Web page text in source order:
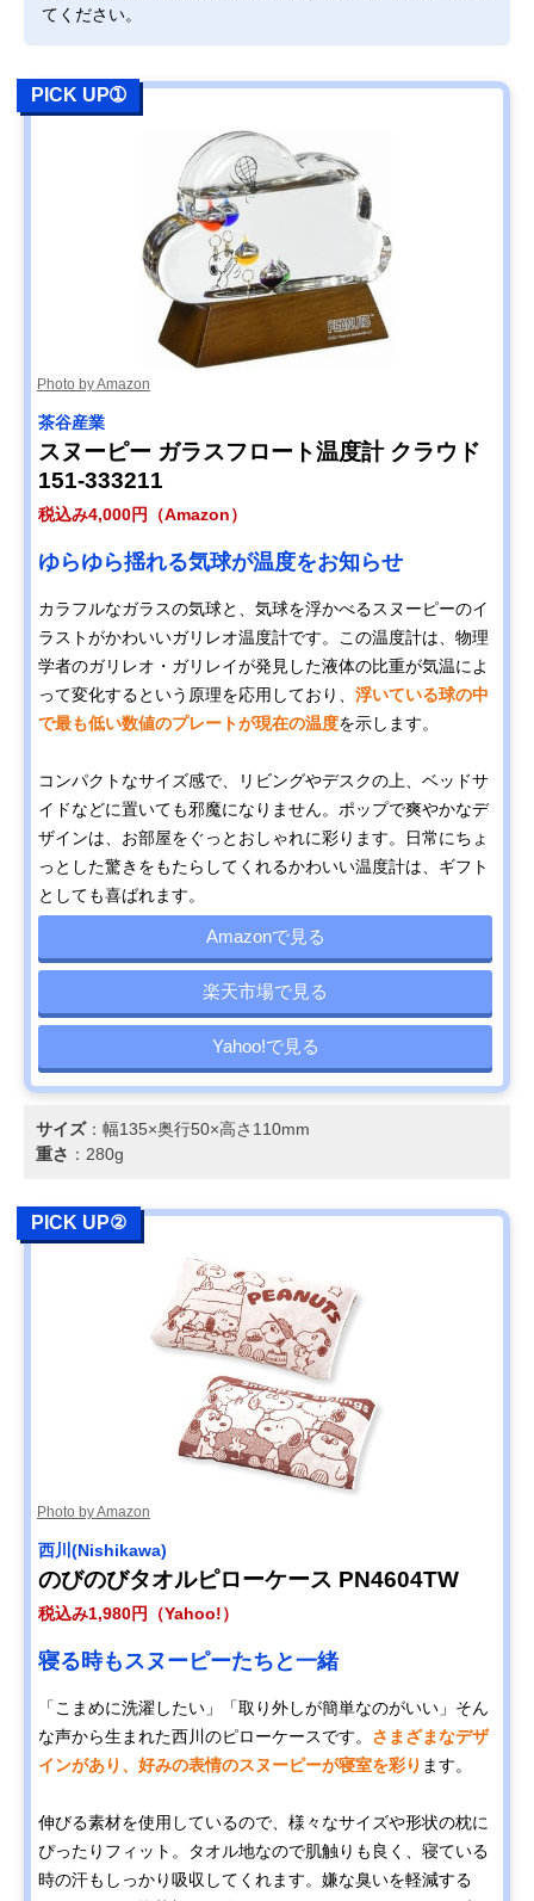
てください。
PICK UP➀
Photo by Amazon
茶谷産業
スヌーピー ガラスフロート温度計 クラウド
151-333211
税込み4,000円（Amazon）
ゆらゆら揺れる気球が温度をお知らせ
カラフルなガラスの気球と、気球を浮かべるスヌーピーのイ
ラストがかわいいガリレオ温度計です。この温度計は、物理
学者のガリレオ・ガリレイが発見した液体の比重が気温によ
って変化するという原理を応用しており、 浮いている球の中
で最も低い数値のプレートが現在の温度を示します。
コンパクトなサイズ感で、リビングやデスクの上、ベッドサ
イドなどに置いても邪魔になりません。ポップで爽やかなデ
ザインは、お部屋をぐっとおしゃれに彩ります。日常にちょ
っとした驚きをもたらしてくれるかわいい温度計は、ギフト
としても喜ばれます。
Amazonで見る
楽天市場で見る
Yahoo!で見る
サイズ：幅135×奥行50×高さ110mm
重さ ：280g
PICK UP②
Photo by Amazon
西川(Nishikawa)
のびのびタオルピローケース PN4604TW
税込み1,980円（Yahoo!）
寝る時もスヌーピーたちと一緒
「こまめに洗濯したい」「取り外しが簡単なのがいい」そん
な声から生まれた西川のピローケースです。 さまざまなデザ
インがあり、好みの表情のスヌーピーが寝室を彩り ます。
伸びる素材を使用しているので、様々なサイズや形状の枕に
ぴったりフィット。タオル地なので肌触りも良く、寝ている
時の汗もしっかり吸収してくれます。嫌な臭いを軽減する